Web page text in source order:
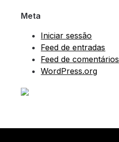
Meta
Iniciar sessão
Feed de entradas
Feed de comentários
WordPress.org